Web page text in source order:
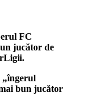
FC
jucător de
„îngerul
bun jucător